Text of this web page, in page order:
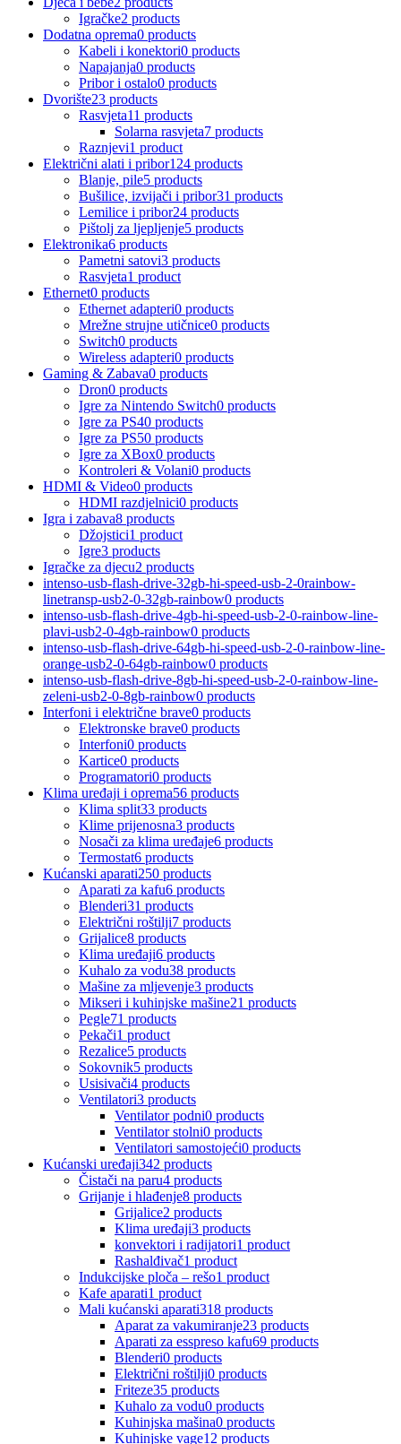
Igračke2 products
Dodatna oprema0 products
Kabeli i konektori0 products
Napajanja0 products
Pribor i ostalo0 products
Dvorište23 products
Rasvjeta11 products
Solarna rasvjeta7 products
Raznjevi1 product
Električni alati i pribor124 products
Blanje, pile5 products
Bušilice, izvijači i pribor31 products
Lemilice i pribor24 products
Pištolj za ljepljenje5 products
Elektronika6 products
Pametni satovi3 products
Rasvjeta1 product
Ethernet0 products
Ethernet adapteri0 products
Mrežne strujne utičnice0 products
Switch0 products
Wireless adapteri0 products
Gaming & Zabava0 products
Dron0 products
Igre za Nintendo Switch0 products
Igre za PS40 products
Igre za PS50 products
Igre za XBox0 products
Kontroleri & Volani0 products
HDMI & Video0 products
HDMI razdjelnici0 products
Igra i zabava8 products
Džojstici1 product
Igre3 products
Igračke za djecu2 products
intenso-usb-flash-drive-32gb-hi-speed-usb-2-0rainbow-
linetransp-usb2-0-32gb-rainbow0 products
intenso-usb-flash-drive-4gb-hi-speed-usb-2-0-rainbow-line-
plavi-usb2-0-4gb-rainbow0 products
intenso-usb-flash-drive-64gb-hi-speed-usb-2-0-rainbow-line-
orange-usb2-0-64gb-rainbow0 products
intenso-usb-flash-drive-8gb-hi-speed-usb-2-0-rainbow-line-
zeleni-usb2-0-8gb-rainbow0 products
Interfoni i električne brave0 products
Elektronske brave0 products
Interfoni0 products
Kartice0 products
Programatori0 products
Klima uređaji i oprema56 products
Klima split33 products
Klime prijenosna3 products
Nosači za klima uređaje6 products
Termostat6 products
Kućanski aparati250 products
Aparati za kafu6 products
Blenderi31 products
Električni roštilji7 products
Grijalice8 products
Klima uređaji6 products
Kuhalo za vodu38 products
Mašine za mljevenje3 products
Mikseri i kuhinjske mašine21 products
Pegle71 products
Pekači1 product
Rezalice5 products
Sokovnik5 products
Usisivači4 products
Ventilatori3 products
Ventilator podni0 products
Ventilator stolni0 products
Ventilatori samostojeći0 products
Kućanski uređaji342 products
Čistači na paru4 products
Grijanje i hlađenje8 products
Grijalice2 products
Klima uređaji3 products
konvektori i radijatori1 product
Rashalđivač1 product
Indukcijske ploča – rešo1 product
Kafe aparati1 product
Mali kućanski aparati318 products
Aparat za vakumiranje23 products
Aparati za esspreso kafu69 products
Blenderi0 products
Električni roštilji0 products
Friteze35 products
Kuhalo za vodu0 products
Kuhinjska mašina0 products
Kuhinjske vage12 products